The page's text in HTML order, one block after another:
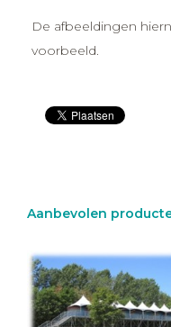
De afbeeldingen
voorbeeld.
Aanbevolen